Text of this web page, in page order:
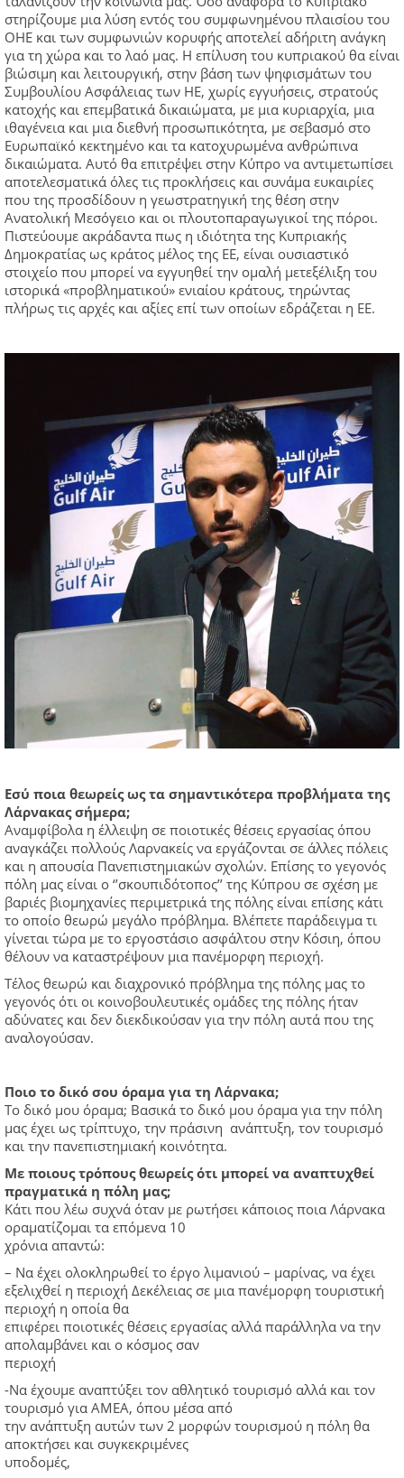
στηρίζουμε μια λύση εντός του συμφωνημένου πλαισίου του
ΟΗΕ και των συμφωνιών κορυφής αποτελεί αδήριτη ανάγκη
για τη χώρα και το λαό μας. Η επίλυση του κυπριακού θα είναι
βιώσιμη και λειτουργική, στην βάση των ψηφισμάτων του
Συμβουλίου Ασφάλειας των ΗΕ, χωρίς εγγυήσεις, στρατούς
κατοχής και επεμβατικά δικαιώματα, με μια κυριαρχία, μια
ιθαγένεια και μια διεθνή προσωπικότητα, με σεβασμό στο
Ευρωπαϊκό κεκτημένο και τα κατοχυρωμένα ανθρώπινα
δικαιώματα. Αυτό θα επιτρέψει στην Κύπρο να αντιμετωπίσει
αποτελεσματικά όλες τις προκλήσεις και συνάμα ευκαιρίες
που της προσδίδουν η γεωστρατηγική της θέση στην
Ανατολική Μεσόγειο και οι πλουτοπαραγωγικοί της πόροι.
Πιστεύουμε ακράδαντα πως η ιδιότητα της Κυπριακής
Δημοκρατίας ως κράτος μέλος της ΕΕ, είναι ουσιαστικό
στοιχείο που μπορεί να εγγυηθεί την ομαλή μετεξέλιξη του
ιστορικά «προβληματικού» ενιαίου κράτους, τηρώντας
πλήρως τις αρχές και αξίες επί των οποίων εδράζεται η ΕΕ.
Εσύ ποια θεωρείς ως τα σημαντικότερα προβλήματα της
Λάρνακας σήμερα;
Αναμφίβολα η έλλειψη σε ποιοτικές θέσεις εργασίας όπου
αναγκάζει πολλούς Λαρνακείς να εργάζονται σε άλλες πόλεις
και η απουσία Πανεπιστημιακών σχολών. Επίσης το γεγονός
πόλη μας είναι ο ‘’σκουπιδότοπος’’ της Κύπρου σε σχέση με
βαριές βιομηχανίες περιμετρικά της πόλης είναι επίσης κάτι
το οποίο θεωρώ μεγάλο πρόβλημα. Βλέπετε παράδειγμα τι
γίνεται τώρα με το εργοστάσιο ασφάλτου στην Κόσιη, όπου
θέλουν να καταστρέψουν μια πανέμορφη περιοχή.
Τέλος θεωρώ και διαχρονικό πρόβλημα της πόλης μας το
γεγονός ότι οι κοινοβουλευτικές ομάδες της πόλης ήταν
αδύνατες και δεν διεκδικούσαν για την πόλη αυτά που της
αναλογούσαν.
Ποιο το δικό σου όραμα για τη Λάρνακα;
Το δικό μου όραμα; Βασικά το δικό μου όραμα για την πόλη
μας έχει ως τρίπτυχο, την πράσινη ανάπτυξη, τον τουρισμό
και την πανεπιστημιακή κοινότητα.
Με ποιους τρόπους θεωρείς ότι μπορεί να αναπτυχθεί
πραγματικά η πόλη μας;
Kάτι που λέω συχνά όταν με ρωτήσει κάποιος ποια Λάρνακα
οραματίζομαι τα επόμενα 10
χρόνια απαντώ:
– Να έχει ολοκληρωθεί το έργο λιμανιού – μαρίνας, να έχει
εξελιχθεί η περιοχή Δεκέλειας σε μια πανέμορφη τουριστική
περιοχή η οποία θα
επιφέρει ποιοτικές θέσεις εργασίας αλλά παράλληλα να την
απολαμβάνει και ο κόσμος σαν
περιοχή
-Nα έχουμε αναπτύξει τον αθλητικό τουρισμό αλλά και τον
τουρισμό για ΑΜΕΑ, όπου μέσα από
την ανάπτυξη αυτών των 2 μορφών τουρισμού η πόλη θα
αποκτήσει και συγκεκριμένες
υποδομές,